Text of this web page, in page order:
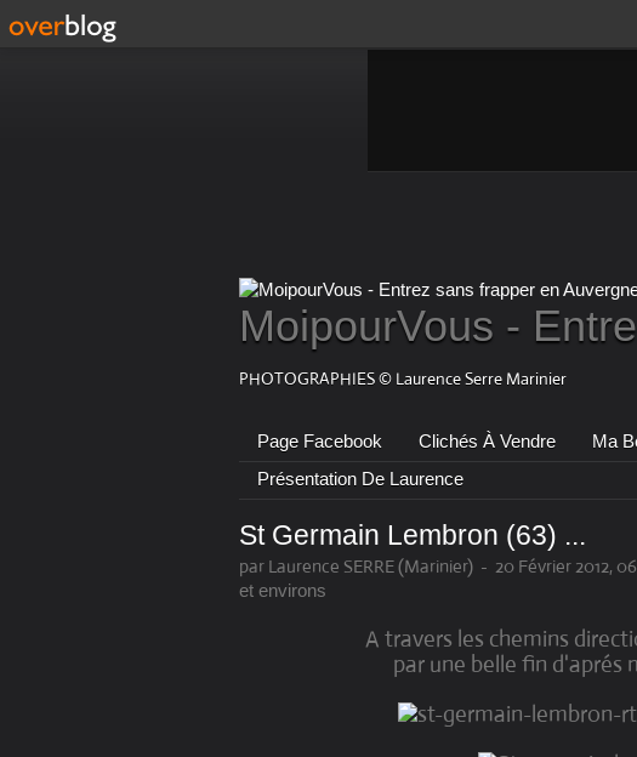
MoipourVous -
PHOTOGRAPHIES © Laurence Serre Marinier
Page Facebook Clichés À Vendre Ma
Présentation De Laurence
St Germain Lembron (63) ...
par Laurence SERRE (Marinier) - 20 Février 2012,
et environs
A travers les chemins
par une belle fin d'aprés